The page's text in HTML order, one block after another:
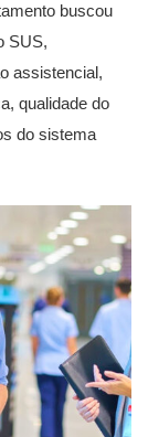
buscou
SUS,
assistencial,
qualidade do
do sistema